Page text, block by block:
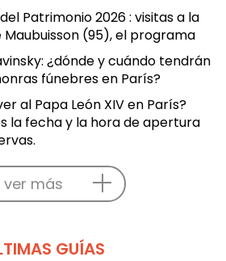
Patrimonio 2026 : visitas a la
(95), el programa
¿dónde y cuándo tendrán
fúnebres en París?
al Papa León XIV en París?
la fecha y la hora de apertura
ver más
GUÍAS